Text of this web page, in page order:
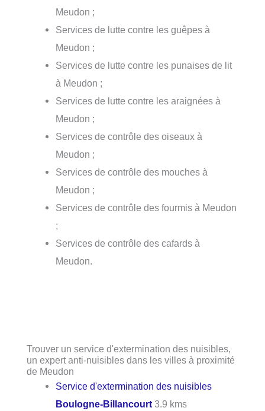
Meudon ;
Services de lutte contre les guêpes à
Meudon ;
Services de lutte contre les punaises de lit
à Meudon ;
Services de lutte contre les araignées à
Meudon ;
Services de contrôle des oiseaux à
Meudon ;
Services de contrôle des mouches à
Meudon ;
Services de contrôle des fourmis à Meudon
;
Services de contrôle des cafards à
Meudon.
Trouver un service d'extermination des nuisibles,
un expert anti-nuisibles dans les villes à proximité
de Meudon
Service d'extermination des nuisibles
Boulogne-Billancourt 3.9 kms